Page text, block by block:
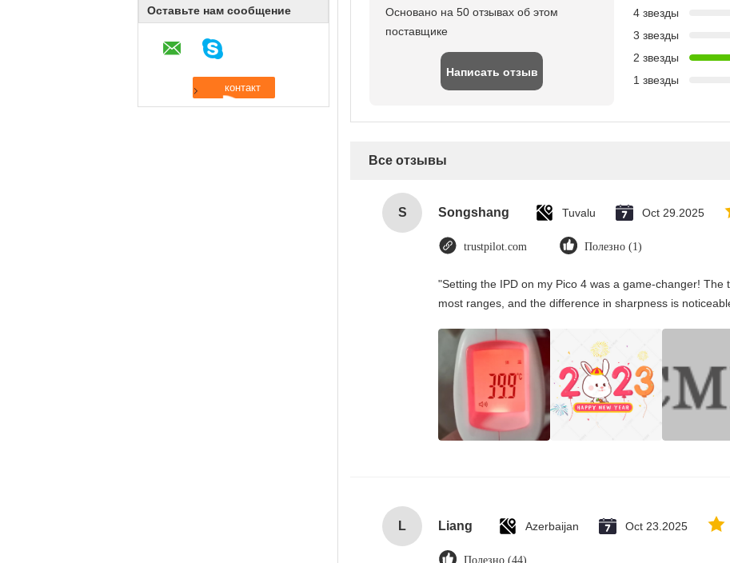
Оставьте нам сообщение
Основано на 50 отзывах об этом
поставщике
Написать отзыв
4 звезды
3 звезды
2 звезды
1 звезды
Все отзывы
S Songshang Tuvalu Oct 29.2025
trustpilot.com Полезно (1)
"Setting the IPD on my Pico 4 was a game-changer! The
most ranges, and the difference in sharpness is
L Liang Azerbaijan Oct 23.2025
Полезно (44)